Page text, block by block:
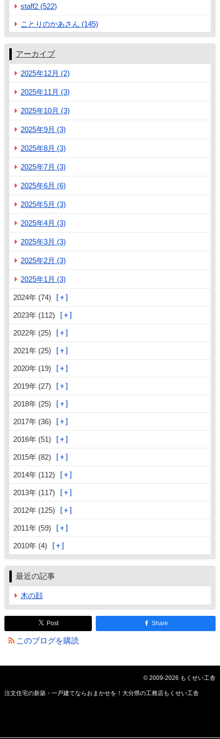
staff2 (522)
ことりのかあさん (145)
アーカイブ
2025年12月 (2)
2025年11月 (3)
2025年10月 (3)
2025年9月 (3)
2025年8月 (3)
2025年7月 (3)
2025年6月 (6)
2025年5月 (3)
2025年4月 (3)
2025年3月 (3)
2025年2月 (3)
2025年1月 (3)
2024年 (74)
2023年 (112)
2022年 (25)
2021年 (25)
2020年 (19)
2019年 (27)
2018年 (25)
2017年 (36)
2016年 (51)
2015年 (82)
2014年 (112)
2013年 (117)
2012年 (125)
2011年 (59)
2010年 (4)
最近の記事
木の顔
Post Share
このブログを購読
© 2009-2026 もくせい工舎
注文住宅の新築・一戸建てならおまかせを！大分県の工務店もくせい工舎